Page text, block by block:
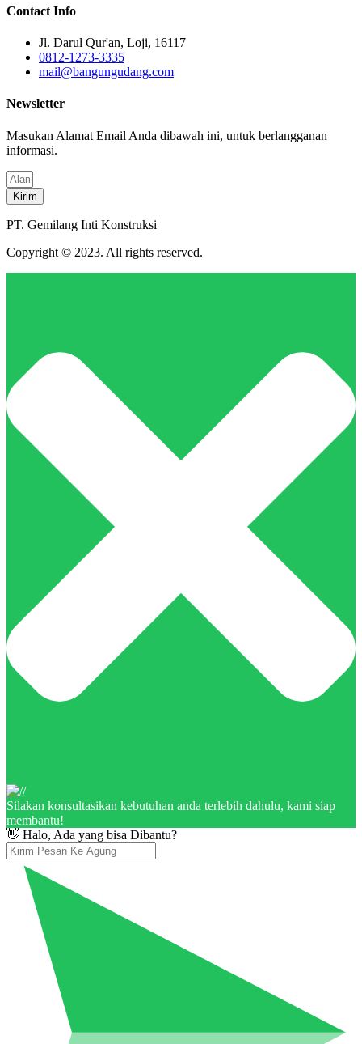
Contact Info
Jl. Darul Qur'an, Loji, 16117
0812-1273-3335
mail@bangungudang.com
Newsletter
Masukan Alamat Email Anda dibawah ini, untuk berlangganan
informasi.
Kirim
PT. Gemilang Inti Konstruksi
Copyright © 2023. All rights reserved.
Silakan konsultasikan kebutuhan anda terlebih dahulu, kami siap
membantu!
👋 Halo, Ada yang bisa Dibantu?